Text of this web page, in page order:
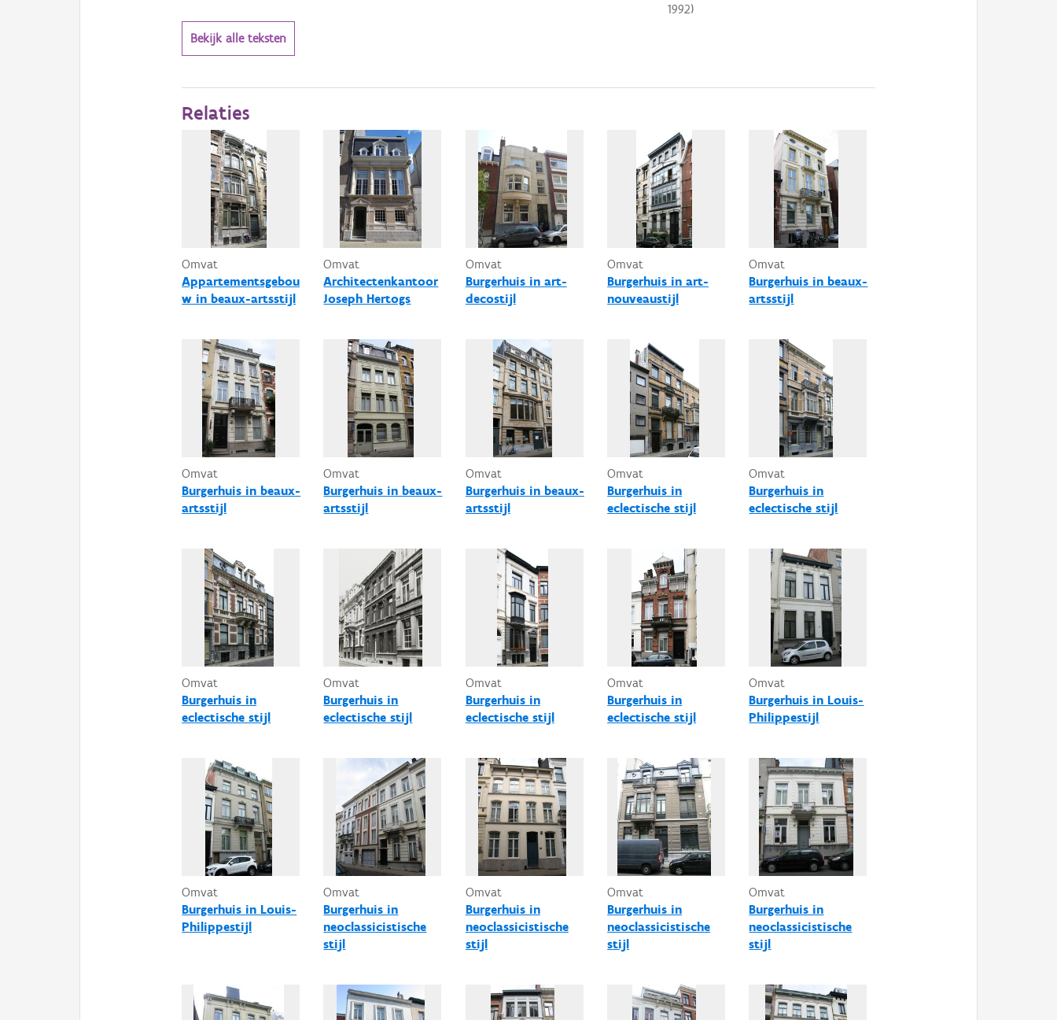
1992)
Bekijk alle teksten
Relaties
Omvat
Appartementsgebou
w in beaux-artsstijl
Omvat
Architectenkantoor
Joseph Hertogs
Omvat
Burgerhuis in art-
decostijl
Omvat
Burgerhuis in art-
nouveaustijl
Omvat
Burgerhuis in beaux-
artsstijl
Omvat
Burgerhuis in beaux-
artsstijl
Omvat
Burgerhuis in beaux-
artsstijl
Omvat
Burgerhuis in beaux-
artsstijl
Omvat
Burgerhuis in
eclectische stijl
Omvat
Burgerhuis in
eclectische stijl
Omvat
Burgerhuis in
eclectische stijl
Omvat
Burgerhuis in
eclectische stijl
Omvat
Burgerhuis in
eclectische stijl
Omvat
Burgerhuis in
eclectische stijl
Omvat
Burgerhuis in Louis-
Philippestijl
Omvat
Burgerhuis in Louis-
Philippestijl
Omvat
Burgerhuis in
neoclassicistische
stijl
Omvat
Burgerhuis in
neoclassicistische
stijl
Omvat
Burgerhuis in
neoclassicistische
stijl
Omvat
Burgerhuis in
neoclassicistische
stijl